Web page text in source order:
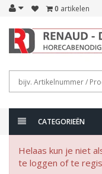
0 artikelen
CATEGORIEËN
Helaas kun je niet
te loggen of te